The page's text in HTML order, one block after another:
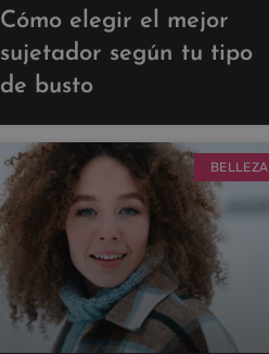
Cómo elegir el mejor
sujetador según tu tipo
de busto
BELLEZA